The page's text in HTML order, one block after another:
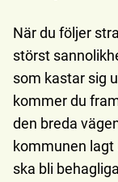
När du följer
störst
som kastar sig
kommer du
den breda
kommunen
ska bli